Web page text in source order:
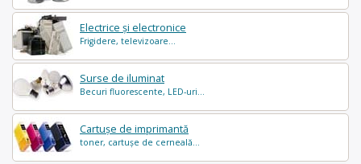
Electrice și electronice
Frigidere, televizoare...
Surse de iluminat
Becuri fluorescente, LED-uri...
Cartușe de imprimantă
toner, cartușe de cerneală...